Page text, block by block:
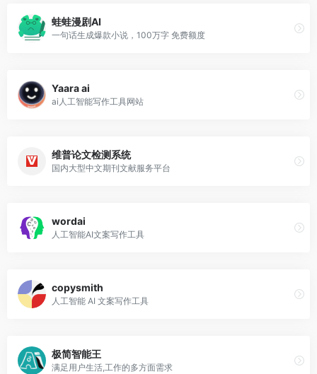
蛙蛙漫剧AI
一句话生成爆款小说，100万字 免费额度
Yaara ai
ai人工智能写作工具网站
维普论文检测系统
国内大型中文期刊文献服务平台
wordai
人工智能AI文案写作工具
copysmith
人工智能 AI 文案写作工具
极简智能王
满足用户生活,工作的多方面需求